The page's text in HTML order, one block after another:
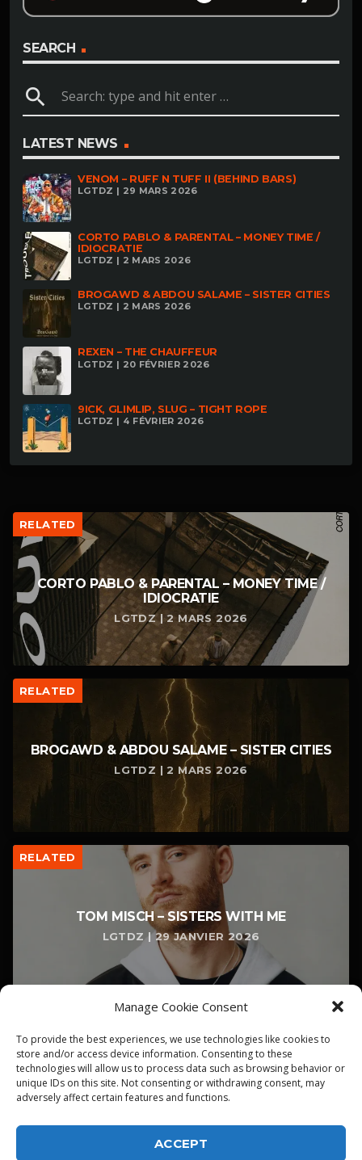
Manage Cookie Consent
To provide the best experiences, we use technologies like cookies to
store and/or access device information. Consenting to these
technologies will allow us to process data such as browsing behavior or
unique IDs on this site. Not consenting or withdrawing consent, may
adversely affect certain features and functions.
ACCEPT
SEARCH
search
LATEST NEWS
VENOM – RUFF N TUFF II (BEHIND BARS)
LGTDZ | 29 MARS 2026
CORTO PABLO & PARENTAL – MONEY TIME /
IDIOCRATIE
LGTDZ | 2 MARS 2026
BROGAWD & ABDOU SALAME – SISTER CITIES
LGTDZ | 2 MARS 2026
REXEN – THE CHAUFFEUR
LGTDZ | 20 FÉVRIER 2026
9ICK, GLIMLIP, SLUG – TIGHT ROPE
LGTDZ | 4 FÉVRIER 2026
RELATED
CORTO PABLO & PARENTAL – MONEY TIME /
IDIOCRATIE
LGTDZ | 2 MARS 2026
RELATED
BROGAWD & ABDOU SALAME – SISTER CITIES
LGTDZ | 2 MARS 2026
RELATED
TOM MISCH – SISTERS WITH ME
LGTDZ | 29 JANVIER 2026